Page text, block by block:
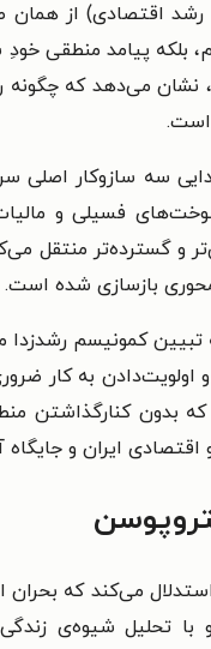
اقتصادی) از
بلکه پیامد منطقی
نشان می‌دهد که
است.
سازوکار اصلی
فسیلی و
و گسترده‌تر منتقل
بازسازی شده است.
کمونیسم
و اولویت‌دادن به
کنارگذاشتن
ایران و
می‌کند که بحران
با تحلیل شیوه‌ی